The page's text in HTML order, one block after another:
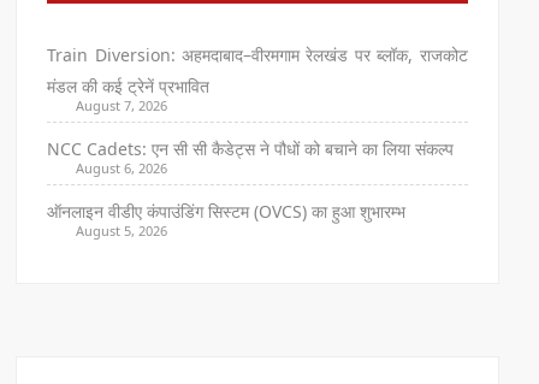
Train Diversion: अहमदाबाद–वीरमगाम रेलखंड पर ब्लॉक, राजकोट
मंडल की कई ट्रेनें प्रभावित
August 7, 2026
NCC Cadets: एन सी सी कैडेट्स ने पौधों को बचाने का लिया संकल्प
August 6, 2026
ऑनलाइन वीडीए कंपाउंडिंग सिस्टम (OVCS) का हुआ शुभारम्भ
August 5, 2026